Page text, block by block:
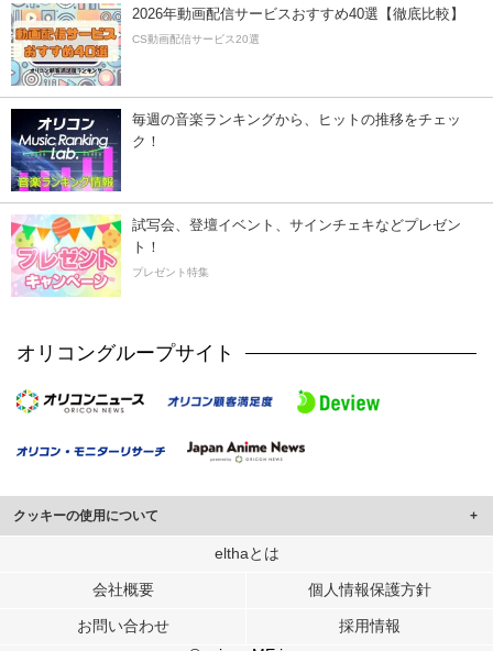
2026年動画配信サービスおすすめ40選【徹底比較】
CS動画配信サービス20選
毎週の音楽ランキングから、ヒットの推移をチェッ
ク！
試写会、登壇イベント、サインチェキなどプレゼン
ト！
プレゼント特集
オリコングループサイト
クッキーの使用について
このサイトでは Cookie を使用して、ユーザーに合わせたコンテンツや広告の
行っています。
メディアや広告配信、データ解析の各パートナーに提供しています。
各パートナーは、この情報とユーザーが各パートナーに提供した他の情報や、
elthaとは
会社概要 個人情報保護方針
お問い合わせ
採用情報